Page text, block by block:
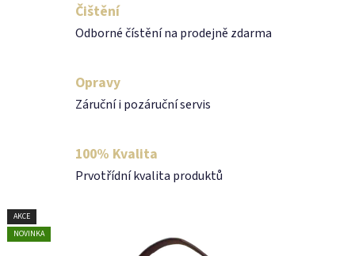
i
Čištění
Odborné čístění na prodejně zdarma
Opravy
Záruční i pozáruční servis
100% Kvalita
Prvotřídní kvalita produktů
AKCE
AKCE
NOVINKA
AKCE